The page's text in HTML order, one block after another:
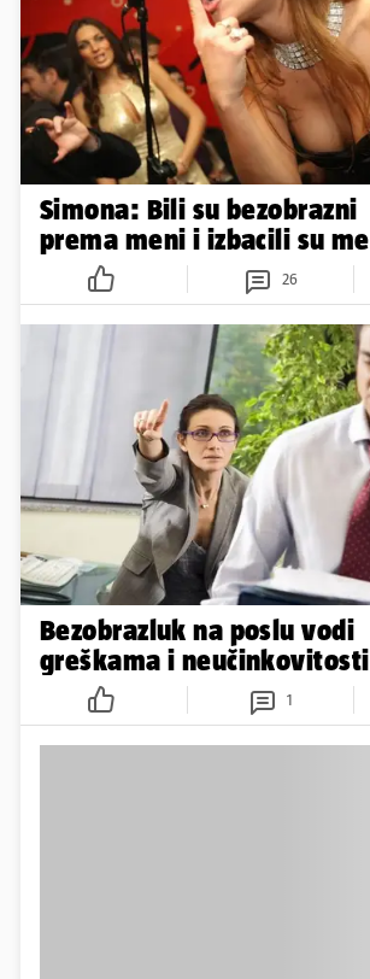
Simona: Bili su bezobrazni
prema meni i izbacili su me
26
Bezobrazluk na poslu vodi
greškama i neučinkovitosti
1